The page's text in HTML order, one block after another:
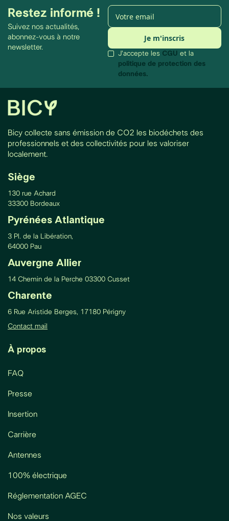
Restez informé !
Suivez nos actualités,
abonnez-vous à notre
newsletter.
J'accepte les CGU et la
politique de protection des
données.
Bicy collecte sans émission de CO2 les biodéchets des
professionnels et des collectivités pour les valoriser
localement.
Siège
130 rue Achard
33300 Bordeaux
Pyrénées Atlantique
3 Pl. de la Libération,
64000 Pau
Auvergne Allier
14 Chemin de la Perche 03300 Cusset
Charente
6 Rue Aristide Berges, 17180 Périgny
Contact mail
À propos
FAQ
Presse
Insertion
Carrière
Antennes
100% électrique
Réglementation AGEC
Nos valeurs